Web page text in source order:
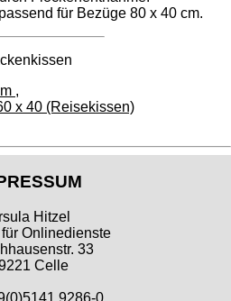
für Bezüge 80 x 40 cm.
,
x 40 (Reisekissen)
Hitzel
Onlinedienste
33
Celle
9286-0